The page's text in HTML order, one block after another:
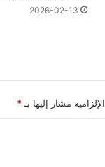
2026-02-13
مشار إليها بـ *